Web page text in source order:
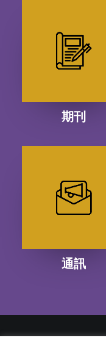
期刊
通訊